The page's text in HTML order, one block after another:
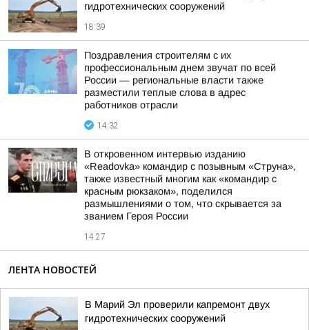
гидротехнических сооружений
18:39
Поздравления строителям с их
профессиональным днем звучат по всей
России — региональные власти также
разместили теплые слова в адрес
работников отрасли
14:32
В откровенном интервью изданию
«Readovka» командир с позывным «Струна»,
также известный многим как «командир с
красным рюкзаком», поделился
размышлениями о том, что скрывается за
званием Героя России
14:27
ЛЕНТА НОВОСТЕЙ
В Марий Эл проверили капремонт двух
гидротехнических сооружений